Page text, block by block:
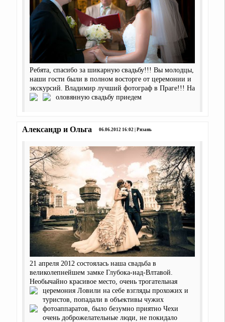
Ребята, спасибо за шикарную свадьбу!!! Вы молодцы,
наши гости были в полном восторге от церемонии и
экскурсий. Владимир лучший фотограф в Праге!!! На
оловянную свадьбу приедем
Александр и Ольга 06.06.2012 16:02 | Рязань
21 апреля 2012 состоялась наша свадьба в
великолепнейшем замке Глубока-над-Влтавой.
Необычайно красивое место, очень трогательная
церемонияЛовили на себе взгляды прохожих и
туристов, попадали в объективы чужих
фотоаппаратов, было безумно приятноЧехи
очень доброжелательные люди, не покидало